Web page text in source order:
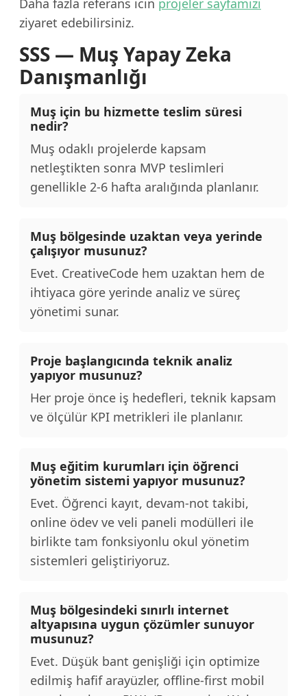
Daha fazla referans icin projeler sayfamizi
ziyaret edebilirsiniz.
SSS — Muş Yapay Zeka
Danışmanlığı
Muş için bu hizmette teslim süresi
nedir?
Muş odaklı projelerde kapsam
netleştikten sonra MVP teslimleri
genellikle 2-6 hafta aralığında planlanır.
Muş bölgesinde uzaktan veya yerinde
çalışıyor musunuz?
Evet. CreativeCode hem uzaktan hem de
ihtiyaca göre yerinde analiz ve süreç
yönetimi sunar.
Proje başlangıcında teknik analiz
yapıyor musunuz?
Her proje önce iş hedefleri, teknik kapsam
ve ölçülür KPI metrikleri ile planlanır.
Muş eğitim kurumları için öğrenci
yönetim sistemi yapıyor musunuz?
Evet. Öğrenci kayıt, devam-not takibi,
online ödev ve veli paneli modülleri ile
birlikte tam fonksiyonlu okul yönetim
sistemleri geliştiriyoruz.
Muş bölgesindeki sınırlı internet
altyapısına uygun çözümler sunuyor
musunuz?
Evet. Düşük bant genişliği için optimize
edilmiş hafif arayüzler, offline-first mobil